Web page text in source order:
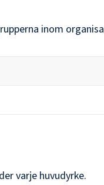
inom
varje huvudyrke.